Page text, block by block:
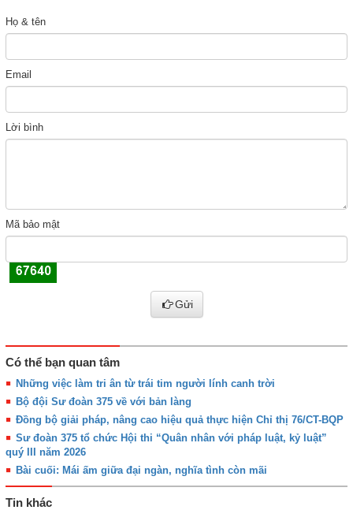
Họ & tên
Email
Lời bình
Mã bảo mật
Gửi
Có thể bạn quan tâm
Những việc làm tri ân từ trái tim người lính canh trời
Bộ đội Sư đoàn 375 về với bản làng
Đồng bộ giải pháp, nâng cao hiệu quả thực hiện Chỉ thị 76/CT-BQP
Sư đoàn 375 tổ chức Hội thi “Quân nhân với pháp luật, kỷ luật”
quý III năm 2026
Bài cuối: Mái ấm giữa đại ngàn, nghĩa tình còn mãi
Tin khác